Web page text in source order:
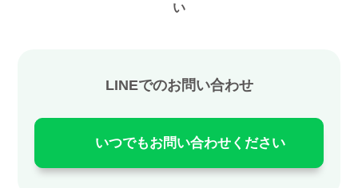
い
LINEでのお問い合わせ
いつでもお問い合わせください